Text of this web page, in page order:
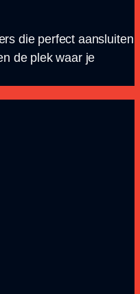
die perfect aansluiten
de plek waar je